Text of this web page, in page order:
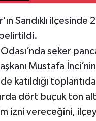
Sandıklı ilçesinde
belirtildi.
seker
Mustafa
katıldığı
dört buçuk ton
izni vereceğini,